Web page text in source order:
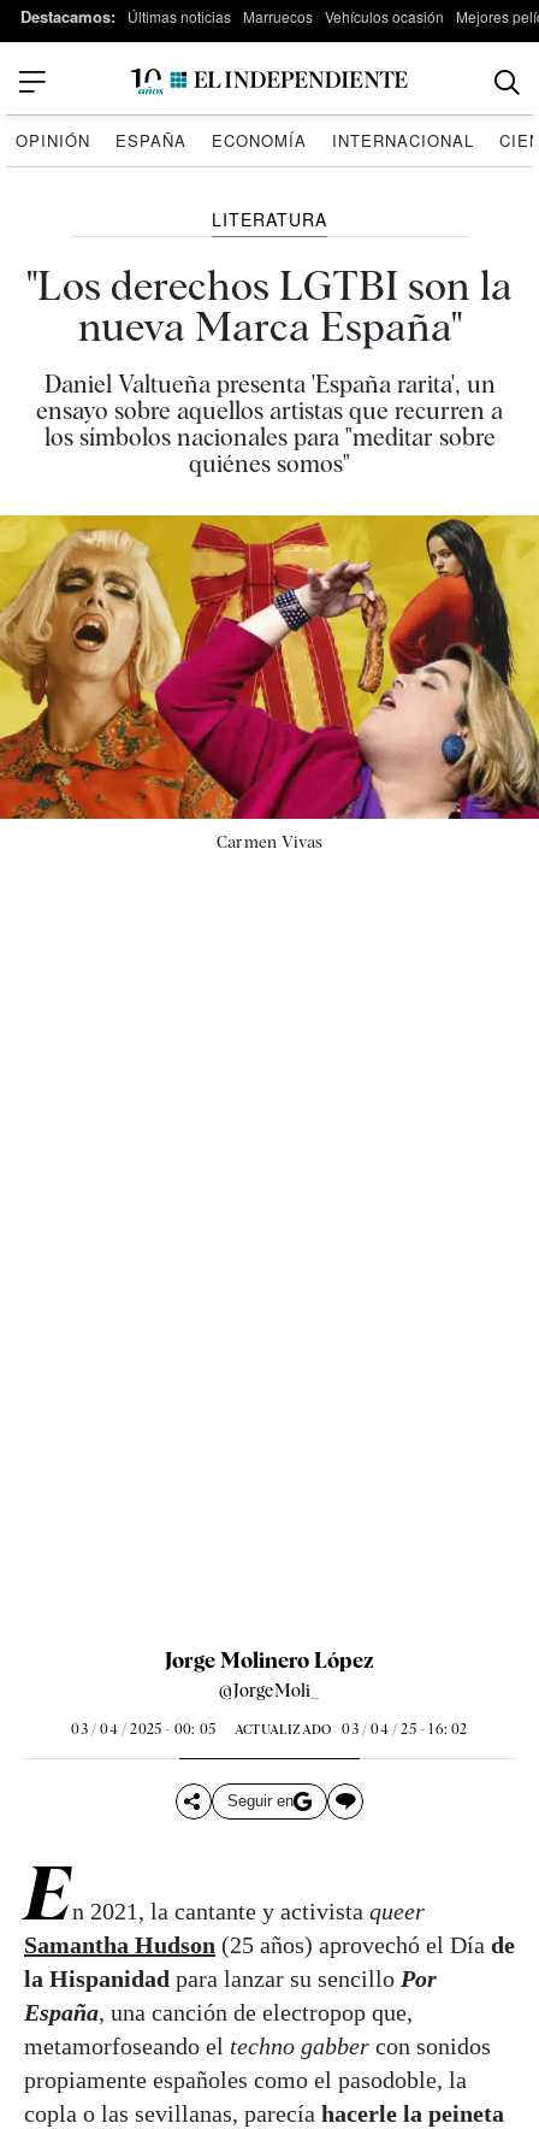
Destacamos: Últimas noticias Marruecos Vehículos ocasión Mejores
OPINIÓN ESPAÑA ECONOMÍA INTERNACIONAL
LITERATURA
"Los derechos LGTBI son la
nueva Marca España"
Daniel Valtueña presenta 'España rarita', un
ensayo sobre aquellos artistas que recurren a
los símbolos nacionales para "meditar sobre
quiénes somos"
Carmen Vivas
Jorge Molinero López
@JorgeMoli_
03 / 04 / 2025 - 00: 05 ACTUALIZADO 03 / 04 / 25 - 16: 02
Seguir en
En 2021, la cantante y activista queer
Samantha Hudson (25 años) aprovechó el Día de
la Hispanidad para lanzar su sencillo Por
España, una canción de electropop que,
metamorfoseando el techno gabber con sonidos
propiamente españoles como el pasodoble, la
copla o las sevillanas, parecía hacerle la peineta